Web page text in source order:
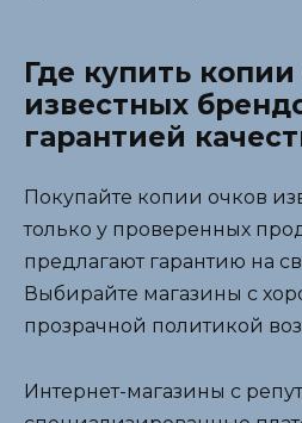
Где купить копии
известных
гарантией
Покупайте копии очков
только у проверенных
предлагают гарантию на
Выбирайте магазины с
прозрачной политикой
Интернет-магазины с